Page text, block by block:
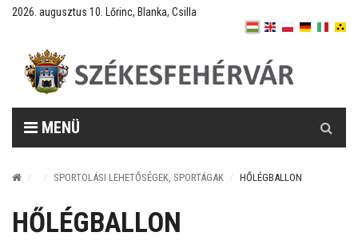
2026. augusztus 10. Lőrinc, Blanka, Csilla
MENÜ
SPORTOLÁSI LEHETŐSÉGEK, SPORTÁGAK HŐLÉGBALLON
HŐLÉGBALLON